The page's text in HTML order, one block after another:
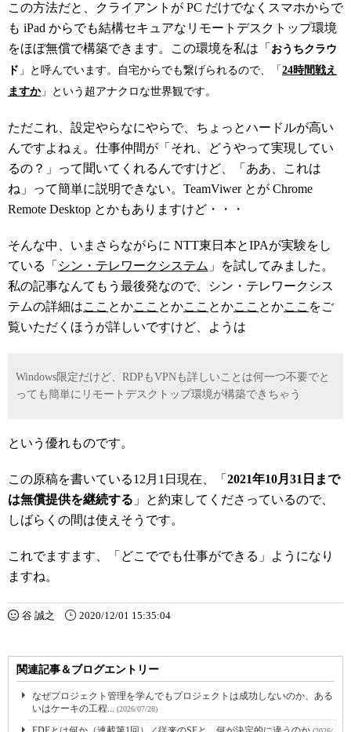
この方法だと、クライアントが PC だけでなくスマホからで
も iPad からでも結構セキュアなリモートデスクトップ環境
をほぼ無償で構築できます。この環境を私は「 おうちクラウ
ド 」と呼んでいます。自宅からでも繋げられるので、「 24時間戦え
ますか」という超アナクロな世界観です。
ただこれ、設定やらなにやらで、ちょっとハードルが高い
んですよねぇ。仕事仲間が「それ、どうやって実現してい
るの？」って聞いてくれるんですけど、「ああ、これは
ね」って簡単に説明できない。TeamViwer とが Chrome
Remote Desktop とかもありますけど・・・
そんな中、いまさらながらに NTT東日本とIPAが実験をし
ている「 シン・テレワークシステム 」を試してみました。
私の記事なんてもう最後発なので、シン・テレワークシス
テムの詳細はここ とかここ とかここ とかここ とかここ をご
覧いただくほうが詳しいですけど、ようは
Windows限定だけど、RDPもVPNも詳しいことは何一つ不要でと
っても簡単にリモートデスクトップ環境が構築できちゃう
という優れものです。
この原稿を書いている12月1日現在、「 2021年10月31日まで
は無償提供を継続する 」と約束してくださっているので、
しばらくの間は使えそうです。
これでますます、「どこででも仕事ができる」ようになり
ますね。
谷 誠之 2020/12/01 15:35:04
関連記事＆ブログエントリー
なぜプロジェクト管理を学んでもプロジェクトは成功しないのか、ある
いはケーキの工程... (2026/07/28)